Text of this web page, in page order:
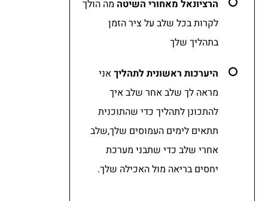
הרציונאל מאחורי השיטה מה הולך
לקרות בכל שלב על ציר הזמן
בתהליך שלך
היערכות ראשונית לתהליךאני
מראה לך שלב אחר שלב איך
להתכונן לתהליך כדי שהתוכנית
תתאים לימים העמוסים שלך,שלב
אחרי שלב כדי שתבני מערכת
יחסים בריאה מול האכילה שלך.